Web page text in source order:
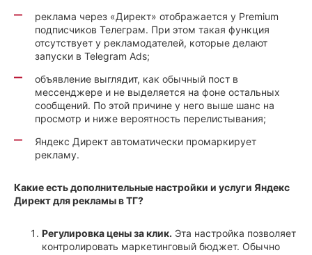
реклама через «Директ» отображается у Premium
подписчиков Телеграм. При этом такая функция
отсутствует у рекламодателей, которые делают
запуски в Telegram Ads;
объявление выглядит, как обычный пост в
мессенджере и не выделяется на фоне остальных
сообщений. По этой причине у него выше шанс на
просмотр и ниже вероятность перелистывания;
Яндекс Директ автоматически промаркирует
рекламу.
Какие есть дополнительные настройки и услуги Яндекс
Директ для рекламы в ТГ?
Регулировка цены за клик. Эта настройка позволяет
контролировать маркетинговый бюджет. Обычно